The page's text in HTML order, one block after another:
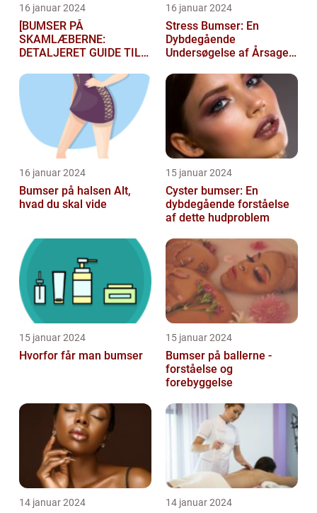
16 januar 2024
[BUMSER PÅ
SKAMLÆBERNE:
DETALJERET GUIDE TIL
BEHANDLING]
16 januar 2024
Stress Bumser: En
Dybdegående
Undersøgelse af Årsager,
Forebyggelse
16 januar 2024
Bumser på halsen Alt,
hvad du skal vide
15 januar 2024
Cyster bumser: En
dybdegående forståelse
af dette hudproblem
15 januar 2024
Hvorfor får man bumser
15 januar 2024
Bumser på ballerne -
forståelse og
forebyggelse
14 januar 2024 14 januar 2024